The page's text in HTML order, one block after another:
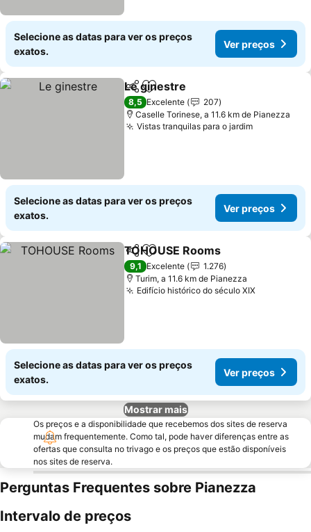
Selecione as datas para ver os preços
exatos.
Ver preços
PartilharAdicionar aos favoritos
Le ginestre
8,5 Excelente
207
Caselle Torinese, a 11.6 km de Pianezza
Vistas tranquilas para o jardim
Selecione as datas para ver os preços
exatos.
Ver preços
PartilharAdicionar aos favoritos
TOHOUSE Rooms
9,1 Excelente
1.276
Turim, a 11.6 km de Pianezza
Edifício histórico do século XIX
Selecione as datas para ver os preços
exatos.
Ver preços
Mostrar mais
Os preços e a disponibilidade que recebemos dos sites de reserva
mudam frequentemente. Como tal, pode haver diferenças entre as
ofertas que consulta no trivago e os preços que estão disponíveis
nos sites de reserva.
Perguntas Frequentes sobre Pianezza
Intervalo de preços